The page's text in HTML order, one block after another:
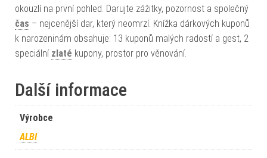
okouzlí na první pohled. Darujte zážitky, pozornost a společný
čas – nejcenější dar, který neomrzí. Knížka dárkových kuponů
k narozeninám obsahuje: 13 kuponů malých radostí a gest, 2
speciální zlaté kupony, prostor pro věnování.
Další informace
Výrobce
ALBI